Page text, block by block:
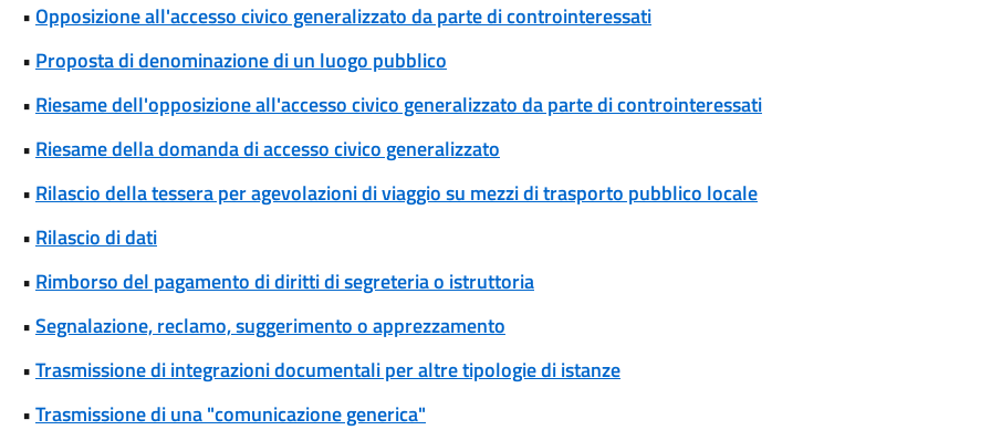
•Opposizione all'accesso civico generalizzato da parte di controinteressati
• Proposta di denominazione di un luogo pubblico
• Riesame dell'opposizione all'accesso civico generalizzato da parte di controinteressati
• Riesame della domanda di accesso civico generalizzato
• Rilascio della tessera per agevolazioni di viaggio su mezzi di trasporto pubblico locale
• Rilascio di dati
• Rimborso del pagamento di diritti di segreteria o istruttoria
•Segnalazione, reclamo, suggerimento o apprezzamento
•Trasmissione di integrazioni documentali per altre tipologie di istanze
•Trasmissione di una "comunicazione generica"